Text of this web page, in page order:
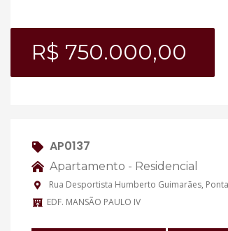
R$ 750.000,00
AP0137
Apartamento - Residencial
Rua Desportista Humberto Guimarães,
EDF. MANSÃO PAULO IV